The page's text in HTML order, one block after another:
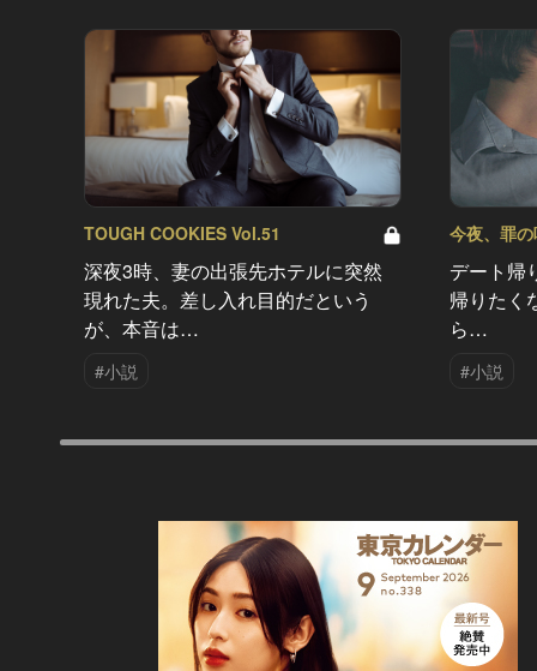
TOUGH COOKIES Vol.51
深夜3時、妻の出張先ホテルに突然
現れた夫。差し入れ目的だという
が、本音は…
#小説
今夜、罪
デート帰
帰りたく
ら…
#小説